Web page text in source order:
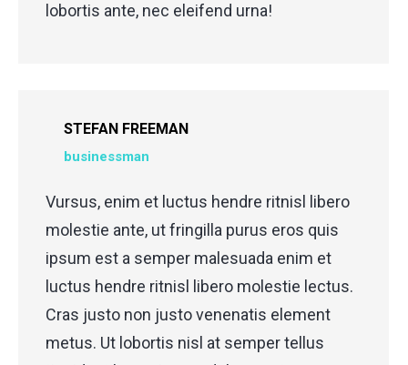
lobortis ante, nec eleifend urna!
STEFAN FREEMAN
businessman
Vursus, enim et luctus hendre ritnisl libero
molestie ante, ut fringilla purus eros quis
ipsum est a semper malesuada enim et
luctus hendre ritnisl libero molestie lectus.
Cras justo non justo venenatis element
metus. Ut lobortis nisl at semper tellus